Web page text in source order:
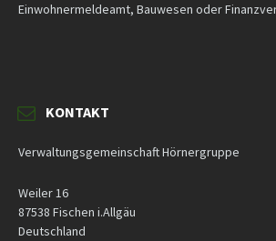
Einwohnermeldeamt, Bauwesen oder
KONTAKT
Verwaltungsgemeinschaft Hörnergruppe
Weiler 16
87538 Fischen i.Allgäu
Deutschland